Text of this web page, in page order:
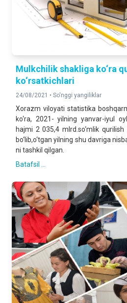
Mulkchilik shakliga ko‘ra
ko‘rsatkichlari
24/08/2021 • So'nggi yangiliklar
Xorazm viloyati statistika
ko‘ra, 2021- yilning yanvar-iyul
hajmi 2 035,4 mlrd.so‘mlik
bo‘lib,o‘tgan yilning shu davriga
ni tashkil qilgan.
Batafsil ...